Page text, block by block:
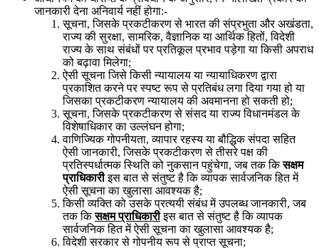
जानकारी देना अनिवार्य नहीं होगा:-
सूचना, जिसके प्रकटीकरण से भारत की संप्रभुता और अखंडता,
राज्य की सुरक्षा, सामरिक, वैज्ञानिक या आर्थिक हितों, विदेशी
राज्य के साथ संबंधों पर प्रतिकूल प्रभाव पड़ेगा या किसी अपराध
को बढ़ावा मिलेगा;
ऐसी सूचना जिसे किसी न्यायालय या न्यायाधिकरण द्वारा
प्रकाशित करने पर स्पष्ट रूप से प्रतिबंध लगा दिया गया हो या
जिसका प्रकटीकरण न्यायालय की अवमानना ​​हो सकती हो;
सूचना, जिसके प्रकटीकरण से संसद या राज्य विधानमंडल के
विशेषाधिकार का उल्लंघन होगा;
वाणिज्यिक गोपनीयता, व्यापार रहस्य या बौद्धिक संपदा सहित
ऐसी जानकारी, जिसके प्रकटीकरण से तीसरे पक्ष की
प्रतिस्पर्धात्मक स्थिति को नुकसान पहुंचेगा, जब तक किसक्षम
प्राधिकारीइस बात से संतुष्ट है कि व्यापक सार्वजनिक हित में
ऐसी सूचना का खुलासा आवश्यक है;
किसी व्यक्ति को उसके प्रत्ययी संबंध में उपलब्ध जानकारी, जब
तक किसक्षम प्राधिकारीइस बात से संतुष्ट है कि व्यापक
सार्वजनिक हित में ऐसी सूचना का खुलासा आवश्यक है;
विदेशी सरकार से गोपनीय रूप से प्राप्त सूचना;